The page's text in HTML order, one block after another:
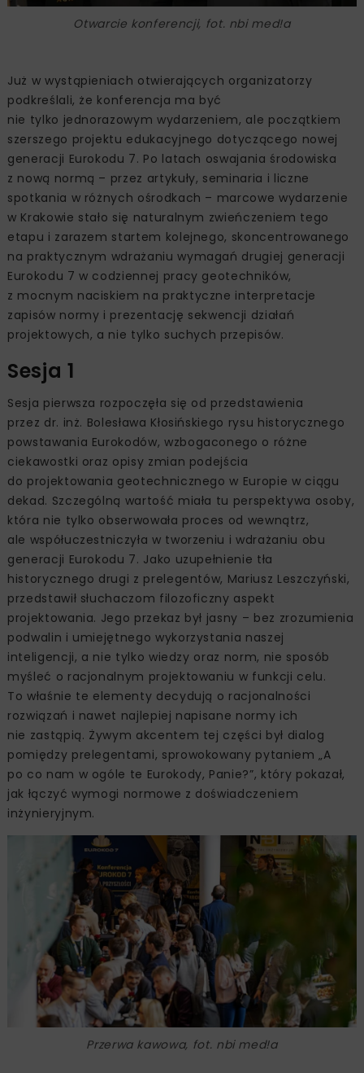
Otwarcie konferencji, fot. nbi med!a
Już w wystąpieniach otwierających organizatorzy
podkreślali, że konferencja ma być
nie tylko jednorazowym wydarzeniem, ale początkiem
szerszego projektu edukacyjnego dotyczącego nowej
generacji Eurokodu 7. Po latach oswajania środowiska
z nową normą – przez artykuły, seminaria i liczne
spotkania w różnych ośrodkach – marcowe wydarzenie
w Krakowie stało się naturalnym zwieńczeniem tego
etapu i zarazem startem kolejnego, skoncentrowanego
na praktycznym wdrażaniu wymagań drugiej generacji
Eurokodu 7 w codziennej pracy geotechników,
z mocnym naciskiem na praktyczne interpretacje
zapisów normy i prezentację sekwencji działań
projektowych, a nie tylko suchych przepisów.
Sesja 1
Sesja pierwsza rozpoczęła się od przedstawienia
przez dr. inż. Bolesława Kłosińskiego rysu historycznego
powstawania Eurokodów, wzbogaconego o różne
ciekawostki oraz opisy zmian podejścia
do projektowania geotechnicznego w Europie w ciągu
dekad. Szczególną wartość miała tu perspektywa osoby,
która nie tylko obserwowała proces od wewnątrz,
ale współuczestniczyła w tworzeniu i wdrażaniu obu
generacji Eurokodu 7. Jako uzupełnienie tła
historycznego drugi z prelegentów, Mariusz Leszczyński,
przedstawił słuchaczom filozoficzny aspekt
projektowania. Jego przekaz był jasny – bez zrozumienia
podwalin i umiejętnego wykorzystania naszej
inteligencji, a nie tylko wiedzy oraz norm, nie sposób
myśleć o racjonalnym projektowaniu w funkcji celu.
To właśnie te elementy decydują o racjonalności
rozwiązań i nawet najlepiej napisane normy ich
nie zastąpią. Żywym akcentem tej części był dialog
pomiędzy prelegentami, sprowokowany pytaniem „A
po co nam w ogóle te Eurokody, Panie?”, który pokazał,
jak łączyć wymogi normowe z doświadczeniem
inżynieryjnym.
Przerwa kawowa, fot. nbi med!a